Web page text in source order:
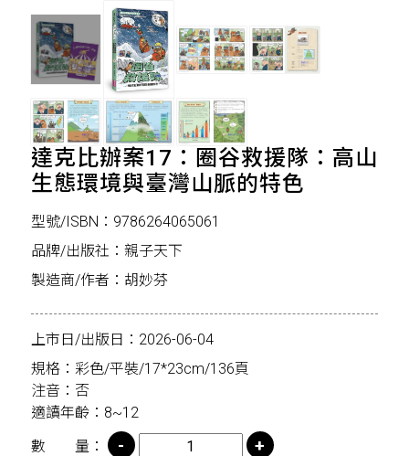
達克比辦案17：圈谷救援隊：高山
生態環境與臺灣山脈的特色
型號/ISBN：9786264065061
品牌/出版社：親子天下
製造商/作者：胡妙芬
上市日/出版日：2026-06-04
規格：彩色/平裝/17*23cm/136頁
注音：否
適讀年齡：8~12
數 量：